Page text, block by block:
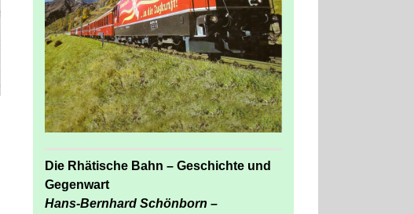
Die Rhätische Bahn – Geschichte und
Gegenwart
Hans-Bernhard Schönborn –